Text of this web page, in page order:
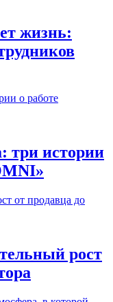
жизнь:
три истории
рост